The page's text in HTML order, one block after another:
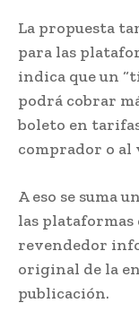
La propuesta
para las
indica que un
podrá cobrar
boleto en
comprador o al
A eso se suma
las
revendedor
original de la
publicación.